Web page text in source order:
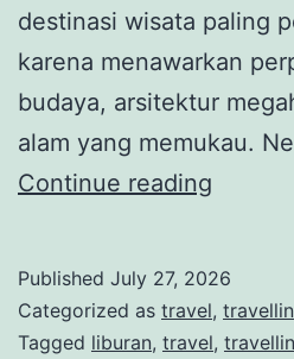
destinasi wisata paling
karena menawarkan
budaya, arsitektur
alam yang memukau.
Continue reading
di
Published July 27, 2026
Categorized as travel,
Tagged liburan, travel,